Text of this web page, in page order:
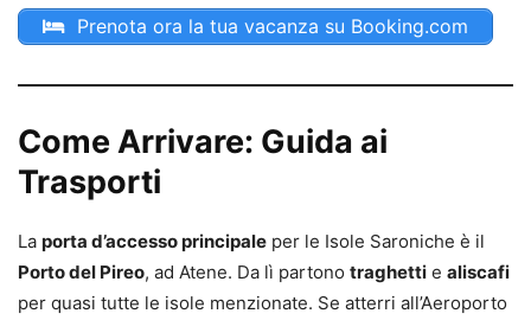
Prenota ora la tua vacanza su Booking.com
Come Arrivare: Guida ai
Trasporti
La porta d’accesso principale per le Isole Saroniche è il
Porto del Pireo, ad Atene. Da lì partono traghetti e aliscafi
per quasi tutte le isole menzionate. Se atterri all’Aeroporto